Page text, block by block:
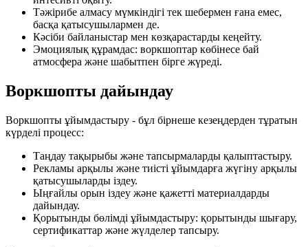
Тәжірибе алмасу мүмкіндігі тек шебермен ғана емес,
басқа қатысушылармен де.
Кәсіби байланыстар мен көзқарастарды кеңейту.
Эмоциялық құрамдас: воркшоптар көбінесе бай
атмосфера және шабытпен бірге жүреді.
Воркшопты дайындау
Воркшопты ұйымдастыру - бұл бірнеше кезеңдерден тұратын
күрделі процесс:
Таңдау тақырыбы және тапсырмаларды қалыптастыру.
Рекламы арқылы және тиісті ұйымдарға жүгіну арқылы
қатысушыларды іздеу.
Ыңғайлы орын іздеу және қажетті материалдарды
дайындау.
Қорытынды бөлімді ұйымдастыру: қорытынды шығару,
сертификаттар және жүлделер тапсыру.